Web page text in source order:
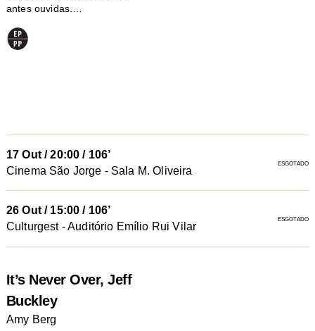
antes ouvidas.…
17 Out /20:00 / 106’
Cinema São Jorge - Sala M. Oliveira
esgotado
26 Out / 15:00 / 106’
Culturgest - Auditório Emílio Rui Vilar
esgotado
It’s Never Over, Jeff
Buckley
Amy Berg